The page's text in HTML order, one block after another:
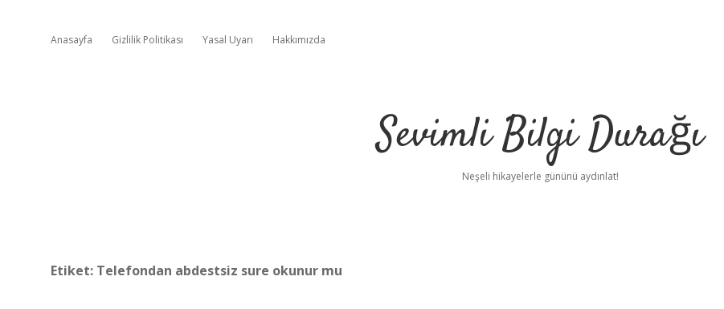
Anasayfa Gizlilik Politikası Yasal Uyarı Hakkımızda
Sevimli Bilgi Durağı
Neşeli hikayelerle gününü aydınlat!
Etiket: Telefondan abdestsiz sure okunur mu